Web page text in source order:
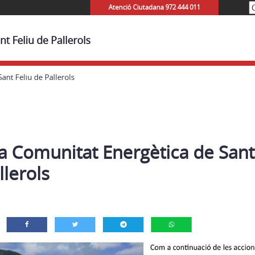
Atenció Ciutadana 972 444 011
Feliu de Pallerols
Feliu de Pallerols
Comunitat Energètica de Sant